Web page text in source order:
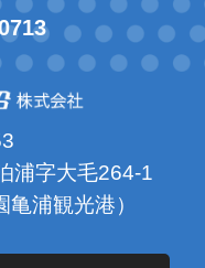
浦字大毛264-1
亀浦観光港）